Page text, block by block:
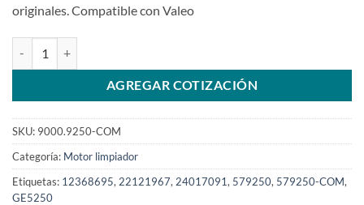
originales. Compatible con Valeo
AGREGAR COTIZACIÓN
SKU: 9000.9250-COM
Categoría: Motor limpiador
Etiquetas: 12368695, 22121967, 24017091, 579250, 579250-COM,
GE5250